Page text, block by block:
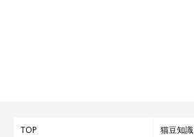
TOP 猫豆知識